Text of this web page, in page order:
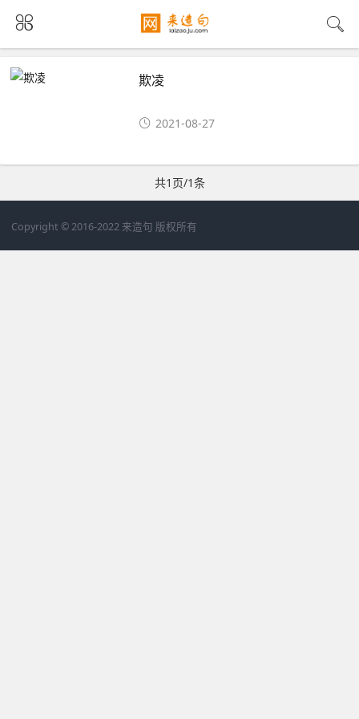
欺凌
2021-08-27
共1页/1条
Copyright © 2016-2022 来造句 版权所有